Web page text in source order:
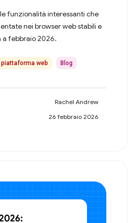
funzionalità interessanti che
nei browser web stabili e
a febbraio 2026.
web Blog
Rachel Andrew
26 febbraio 2026